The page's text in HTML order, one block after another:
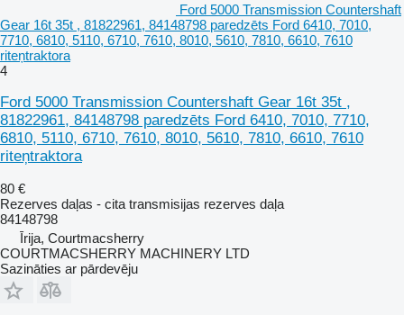
Ford 5000 Transmission Countershaft
Gear 16t 35t , 81822961, 84148798 paredzēts Ford 6410, 7010,
7710, 6810, 5110, 6710, 7610, 8010, 5610, 7810, 6610, 7610
riteņtraktora
4
Ford 5000 Transmission Countershaft Gear 16t 35t ,
81822961, 84148798 paredzēts Ford 6410, 7010, 7710,
6810, 5110, 6710, 7610, 8010, 5610, 7810, 6610, 7610
riteņtraktora
80 €
Rezerves daļas - cita transmisijas rezerves daļa
84148798
Īrija, Courtmacsherry
COURTMACSHERRY MACHINERY LTD
Sazināties ar pārdevēju